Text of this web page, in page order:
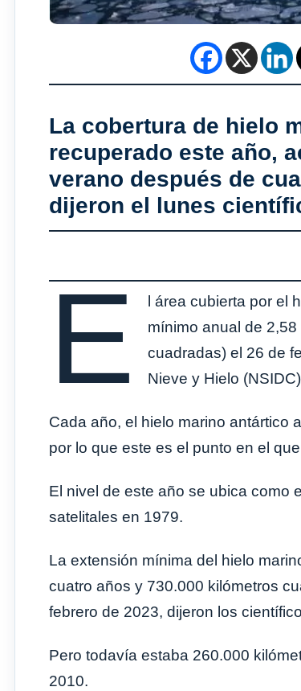
La cobertura de hielo
recuperado este año,
verano después de
dijeron el lunes
E
l área cubierta por el
mínimo anual de
cuadradas) el 26 de
Nieve y Hielo
Cada año, el hielo marino antártico
por lo que este es el punto en el
El nivel de este año se ubica como
satelitales en 1979.
La extensión mínima del hielo
cuatro años y 730.000 kilómetros
febrero de 2023, dijeron los
Pero todavía estaba 260.000
2010.